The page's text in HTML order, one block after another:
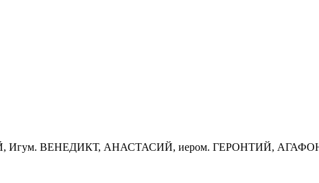
Игум. ВЕНЕДИКТ, АНАСТАСИЙ, иером. ГЕРОНТИЙ,